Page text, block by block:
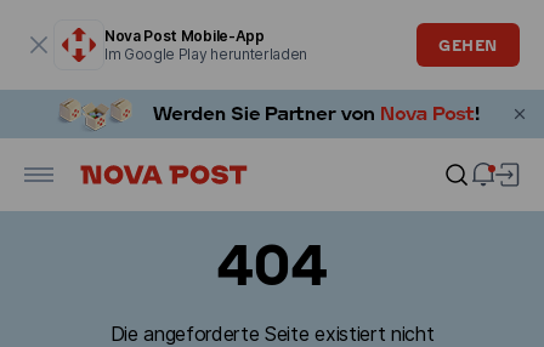
Nova Post Mobile-App
Im Google Play herunterladen
GEHEN
404
Die angeforderte Seite existiert nicht